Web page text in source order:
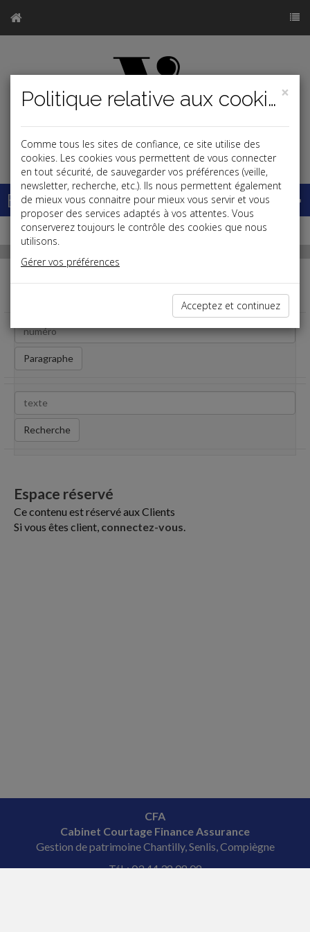
Base documentaire
Paragraphe
Recherche
Espace réservé
Ce contenu est réservé aux Clients
Si vous êtes client, connectez-vous
CFA
Cabinet Courtage Finance Assurance
Gestion de patrimoine Chantilly, Senlis, Compiègne
Tél. : 03 44 38 08 08
×
Politique relative aux cookies
Comme tous les sites de confiance, ce site utilise des
cookies. Les cookies vous permettent de vous connecter
en tout sécurité, de sauvegarder vos préférences (veille,
newsletter, recherche, etc.). Ils nous permettent également
de mieux vous connaitre pour mieux vous servir et vous
proposer des services adaptés à vos attentes. Vous
conserverez toujours le contrôle des cookies que nous
utilisons.
Gérer vos préférences
Acceptez et continuez